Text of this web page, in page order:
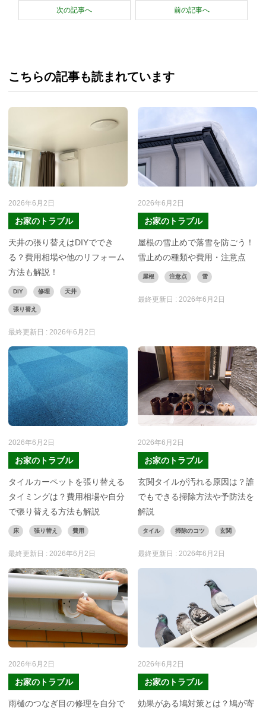
次の記事へ 前の記事へ
こちらの記事も読まれています
2026年6月2日
お家のトラブル
天井の張り替えはDIYででき
る？費用相場や他のリフォーム
方法も解説！
DIY 修理 天井
張り替え
最終更新日 : 2026年6月2日
2026年6月2日
お家のトラブル
屋根の雪止めで落雪を防ごう！
雪止めの種類や費用・注意点
屋根 注意点 雪
最終更新日 :2026年6月2日
2026年6月2日
お家のトラブル
タイルカーペットを張り替える
タイミングは？費用相場や自分
で張り替える方法も解説
床 張り替え 費用
最終更新日 : 2026年6月2日
2026年6月2日
お家のトラブル
玄関タイルが汚れる原因は？誰
でもできる掃除方法や予防法を
解説
タイル 掃除のコツ 玄関
最終更新日 :2026年6月2日
2026年6月2日
お家のトラブル
雨樋のつなぎ目の修理を自分で
2026年6月2日
お家のトラブル
効果がある鳩対策とは？鳩が寄